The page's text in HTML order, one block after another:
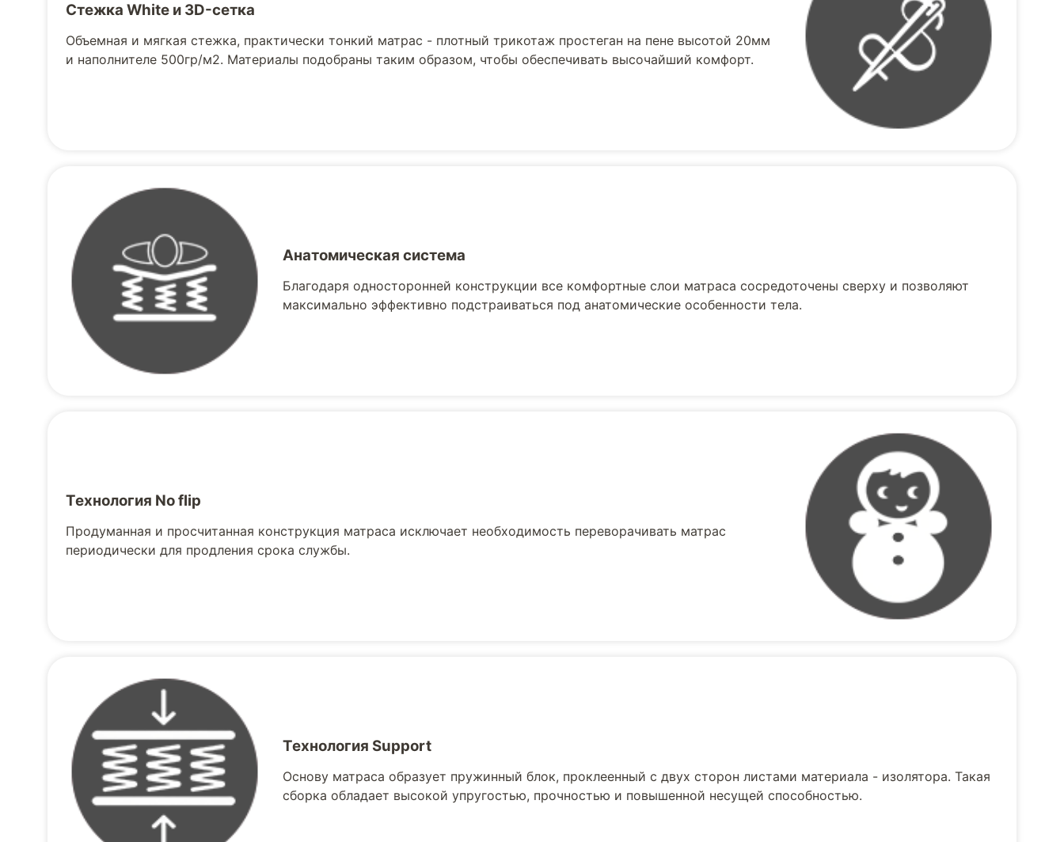
Стежка White и 3D-сетка
Объемная и мягкая стежка, практически тонкий матрас - плотный трикотаж простеган на пене высотой 20мм
и наполнителе 500гр/м2. Материалы подобраны таким образом, чтобы обеспечивать высочайший комфорт.
Анатомическая система
Благодаря односторонней конструкции все комфортные слои матраса сосредоточены сверху и позволяют
макcимально эффективно подстраиваться под анатомические особенности тела.
Технология No flip
Продуманная и просчитанная конструкция матраса исключает необходимость переворачивать матрас
периодически для продления срока службы.
Технология Support
Основу матраса образует пружинный блок, проклеенный с двух сторон листами материала - изолятора. Такая
сборка обладает высокой упругостью, прочностью и повышенной несущей способностью.